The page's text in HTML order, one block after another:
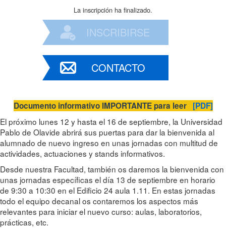
La inscripción ha finalizado.
INSCRIBIRSE
CONTACTO
Documento informativo IMPORTANTE para leer [PDF]
El próximo lunes 12 y hasta el 16 de septiembre, la Universidad
Pablo de Olavide abrirá sus puertas para dar la bienvenida al
alumnado de nuevo ingreso en unas jornadas con multitud de
actividades, actuaciones y stands informativos.
Desde nuestra Facultad, también os daremos la bienvenida con
unas jornadas específicas el día 13 de septiembre en horario
de 9:30 a 10:30 en el Edificio 24 aula 1.11. En estas jornadas
todo el equipo decanal os contaremos los aspectos más
relevantes para iniciar el nuevo curso: aulas, laboratorios,
prácticas, etc.